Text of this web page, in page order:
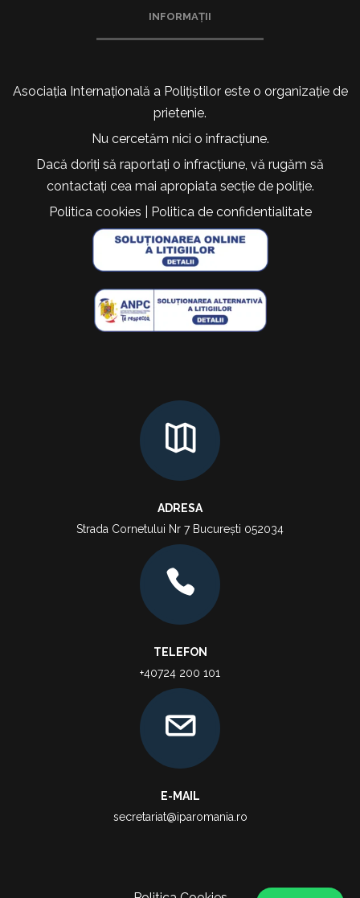
INFORMAȚII
Asociația Internațională a Polițiștilor este o organizație de
prietenie.
Nu cercetăm nici o infracțiune.
Dacă doriți să raportați o infracțiune, vă rugăm să
contactați cea mai apropiata secție de poliție.
Politica cookies
Politica de confidentialitate
ADRESA
Strada Cornetului Nr 7 București 052034
TELEFON
+40724 200 101
E-MAIL
secretariat@iparomania.ro